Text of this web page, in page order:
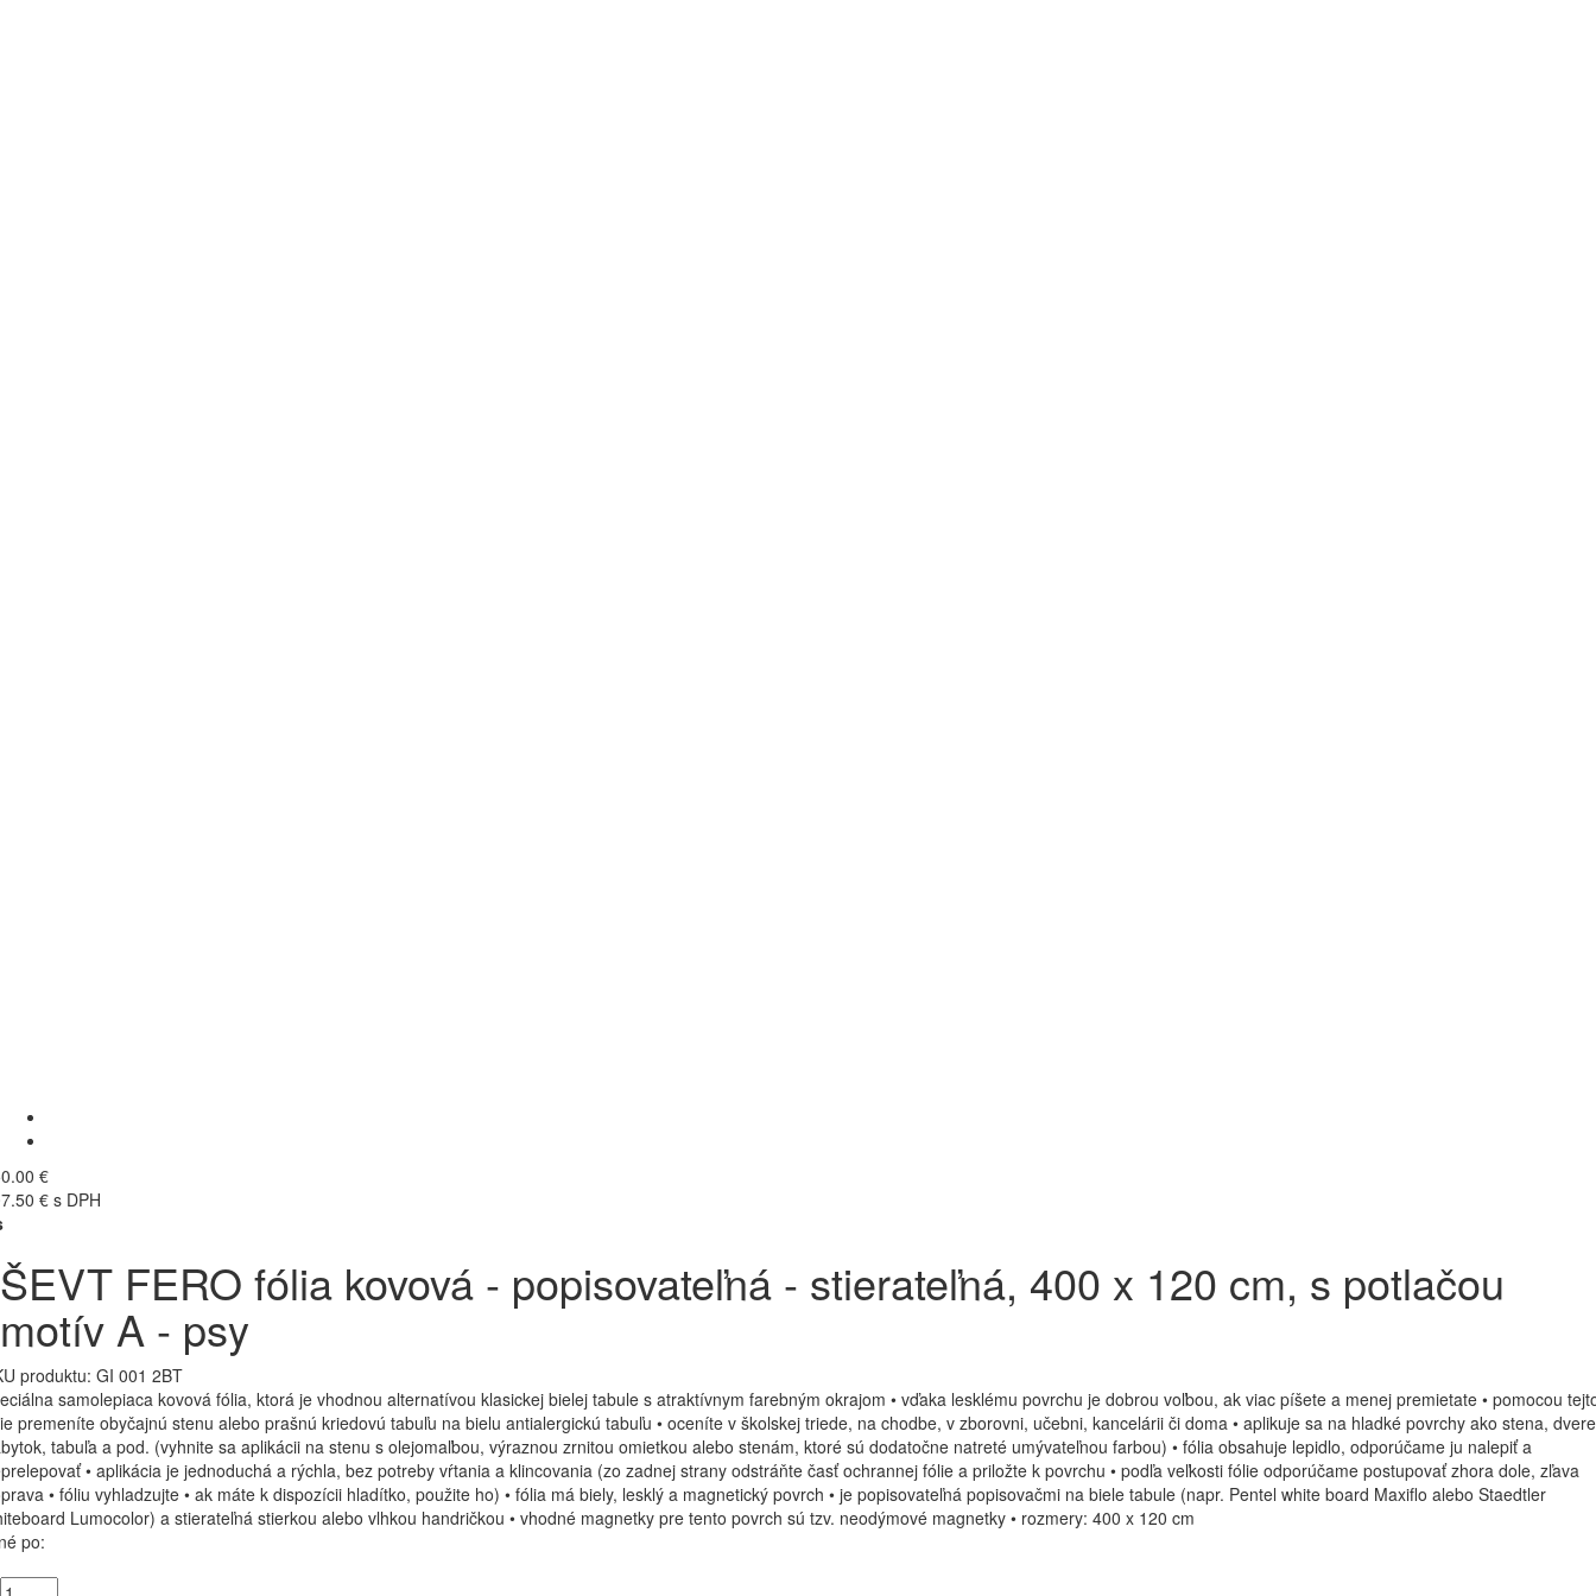
€
€ s DPH
ŠEVT FERO fólia kovová - popisovateľná - stierateľná, 400 x 120 cm, s potlačou
motív A - psy
produktu: GI 001 2BT
samolepiaca kovová fólia, ktorá je vhodnou alternatívou klasickej bielej tabule s atraktívnym farebným okrajom • vďaka lesklému povrchu je dobrou voľbou, ak viac píšete a menej premietate • pomocou
premeníte obyčajnú stenu alebo prašnú kriedovú tabuľu na bielu antialergickú tabuľu • oceníte v školskej triede, na chodbe, v zborovni, učebni, kancelárii či doma • aplikuje sa na hladké povrchy ako stena,
tabuľa a pod. (vyhnite sa aplikácii na stenu s olejomaľbou, výraznou zrnitou omietkou alebo stenám, ktoré sú dodatočne natreté umývateľnou farbou) • fólia obsahuje lepidlo, odporúčame ju nalepiť a
• aplikácia je jednoduchá a rýchla, bez potreby vŕtania a klincovania (zo zadnej strany odstráňte časť ochrannej fólie a priložte k povrchu • podľa veľkosti fólie odporúčame postupovať zhora dole, zľava
• fóliu vyhladzujte • ak máte k dispozícii hladítko, použite ho) • fólia má biely, lesklý a magnetický povrch • je popisovateľná popisovačmi na biele tabule (napr. Pentel white board Maxiflo alebo Staedtler
Lumocolor) a stierateľná stierkou alebo vlhkou handričkou • vhodné magnetky pre tento povrch sú tzv. neodýmové magnetky • rozmery: 400 x 120 cm
po: